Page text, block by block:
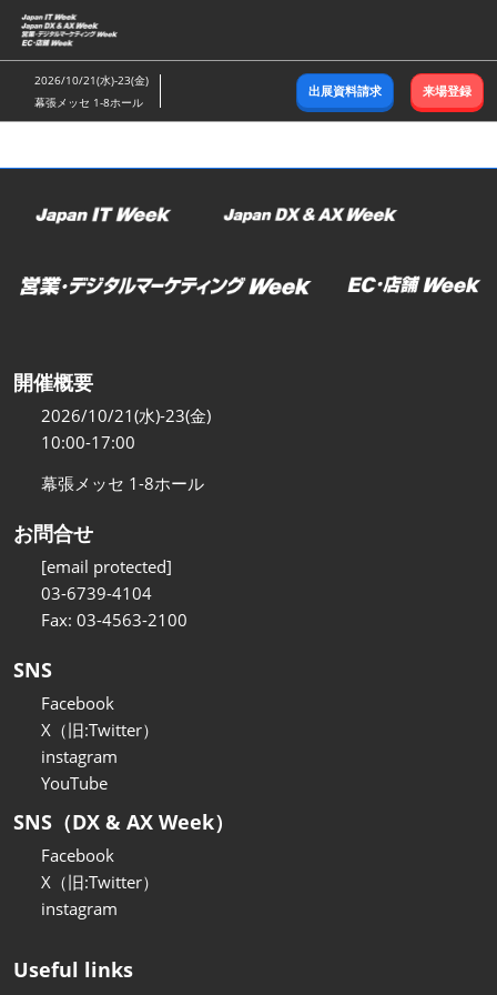
ス
キ
ッ
し
2026/10/21(水)-23(金)
幕張メッセ 1-8ホール
出展資料請求 来場登録
開催概要
2026/10/21(水)-23(金)
10:00-17:00
幕張メッセ 1-8ホール
お問合せ
[email protected]
03-6739-4104
Fax: 03-4563-2100
SNS
Facebook
X（旧:Twitter）
instagram
YouTube
SNS（DX & AX Week）
Facebook
X（旧:Twitter）
instagram
Useful links